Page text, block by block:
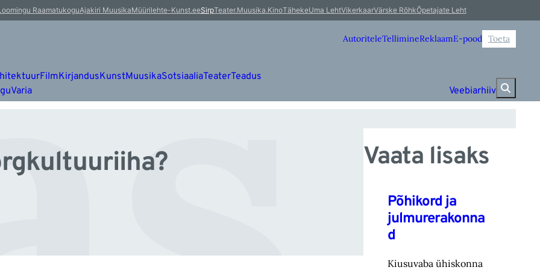
RaamatukoguAjakiri MuusikaMüürilehte-Kunst.eeSirpTeater.Muusika.KinoTähekeUma LehtVikerkaarVärske RõhkÕpetajate Leht
AutoriteleTellimineReklaamE-pood Toeta
FilmKirjandusKunstMuusikaSotsiaaliaTeaterTeadus
Varia Veebiarhiiv
Vaata lisaks
Põhikord ja
julmurerakonna
d
Kiusuvaba ühiskonna